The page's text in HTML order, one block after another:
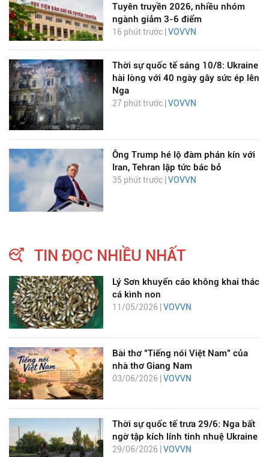
Tuyên truyền 2026, nhiều nhóm
ngành giảm 3-6 điểm
16 phút trước | VOVVN
Thời sự quốc tế sáng 10/8: Ukraine
hài lòng với 40 ngày gây sức ép lên
Nga
27 phút trước |VOVVN
Ông Trump hé lộ đàm phán kín với
Iran, Tehran lập tức bác bỏ
35 phút trước |VOVVN
TIN ĐỌC NHIỀU NHẤT
Lý Sơn khuyến cáo không khai thác
cá kình non
11/05/2026 | VOVVN
Bài thơ "Tiếng nói Việt Nam" của
nhà thơ Giang Nam
03/06/2026 | VOVVN
Thời sự quốc tế trưa 29/6: Nga bất
ngờ tập kích lính tinh nhuệ Ukraine
29/06/2026 | VOVVN